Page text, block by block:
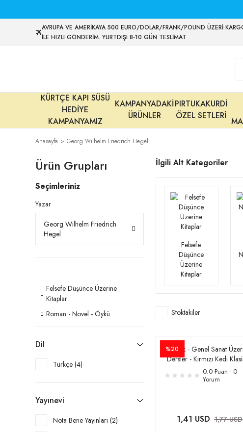
AVRUPA VE AMERİKAYA 500 EURO/DOLAR/FRANK/POUND ÜZERİ
İLE HIZLI GÖNDERİM. YURTDIŞI 8-10 GÜN TESLİMAT
KÜRTÇE KAPI SÜSÜ
HEDİYE
KAMPANYAMIZ
KAMPANYADAKİ
ÜRÜNLER
PIRTUKAKURDİ
ÖZEL SETLERİ
Anasayfa Georg Wilhelm Friedrich Hegel
Ürün Grupları
Seçimleriniz
Yazar
Georg Wilhelm Friedrich
Hegel
Felsefe Düşünce Üzerine
Kitaplar
Roman - Novel - Öykü
Dil
Türkçe (4)
Yayınevi
Nota Bene Yayınları (2)
İlgili Alt Kategoriler
Felsefe
Düşünce
Üzerine
Kitaplar
Stoktakiler
%20
Estetik - Genel Sanat
Dersler - Kırmızı Kedi
0.0 Puan - 0
Yorum
1,41 USD 1,77 USD